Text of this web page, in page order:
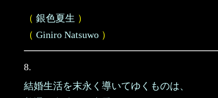
（ 銀色夏生 ）
（ Giniro Natsuwo ）
8.
結婚生活を末永く導いてゆくものは、